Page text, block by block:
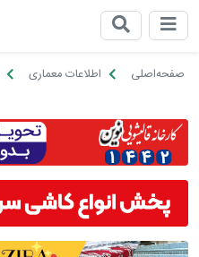
صفحه‌اصلی اطلاعات معماری